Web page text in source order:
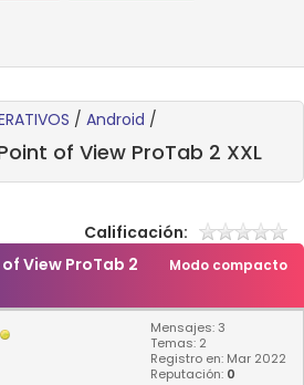
/ Android /
of View ProTab 2 XXL
Calificación:
Modo compacto
View ProTab 2
Mensajes: 3
Temas: 2
Registro en: Mar 2022
Reputación: 0